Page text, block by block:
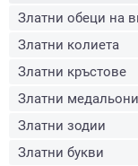
Златни обеци на
Златни колиета
Златни кръстове
Златни медальони
Златни зодии
Златни букви